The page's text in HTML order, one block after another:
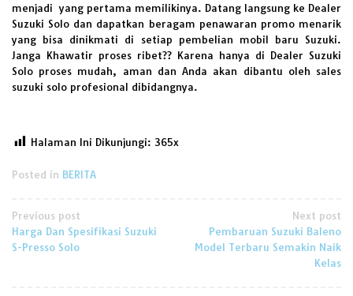
menjadi yang pertama memilikinya. Datang langsung ke Dealer
Suzuki Solo dan dapatkan beragam penawaran promo menarik
yang bisa dinikmati di setiap pembelian mobil baru Suzuki.
Janga Khawatir proses ribet?? Karena hanya di Dealer Suzuki
Solo proses mudah, aman dan Anda akan dibantu oleh sales
suzuki solo profesional dibidangnya.
Halaman Ini Dikunjungi: 365
Posted in BERITA
Post
navigation
Previous post
Harga Dan Spesifikasi Suzuki
S-Presso Solo
Next post
Pembaruan Suzuki Baleno
Model Terbaru Semakin Naik
Kelas